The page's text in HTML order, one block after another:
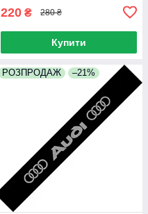
220 ₴ 280 ₴
Купити
РОЗПРОДАЖ –21%